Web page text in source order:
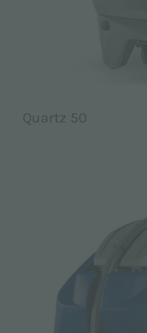
Quartz 50